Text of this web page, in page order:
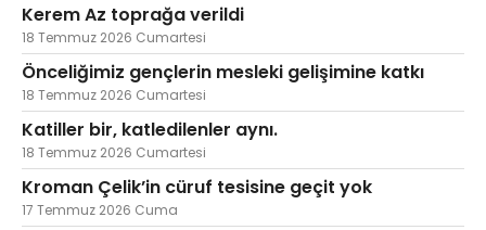
Kerem Az toprağa verildi
18 Temmuz 2026 Cumartesi
Önceliğimiz gençlerin mesleki gelişimine katkı
18 Temmuz 2026 Cumartesi
Katiller bir, katledilenler aynı.
18 Temmuz 2026 Cumartesi
Kroman Çelik’in cüruf tesisine geçit yok
17 Temmuz 2026 Cuma